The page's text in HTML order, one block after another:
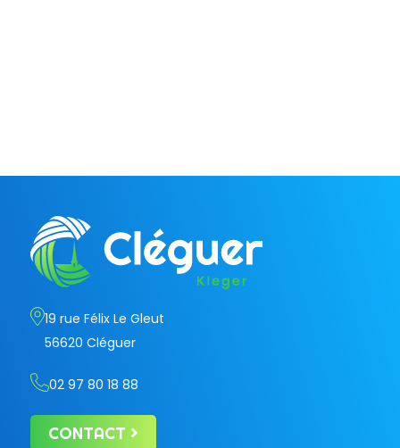
19 rue Félix Le Gleut
56620 Cléguer
02 97 80 18 88
CONTACT